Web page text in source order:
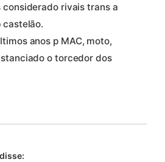
rivais trans a
anos p MAC, moto,
o torcedor dos
disse: